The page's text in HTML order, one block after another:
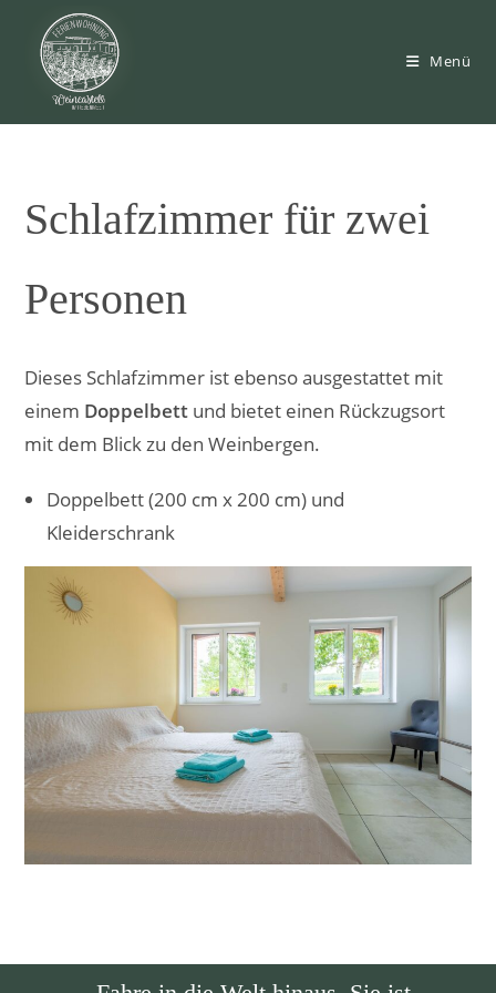
Inhalt
springen
Menü
Schlafzimmer für zwei
Personen
Dieses Schlafzimmer ist ebenso ausgestattet mit
einem Doppelbett und bietet einen Rückzugsort
mit dem Blick zu den Weinbergen.
Doppelbett (200 cm x 200 cm) und
Kleiderschrank